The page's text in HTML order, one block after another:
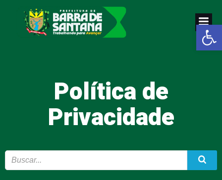
Abrir
Pular
para
o
conteúdo
Política de
Privacidade